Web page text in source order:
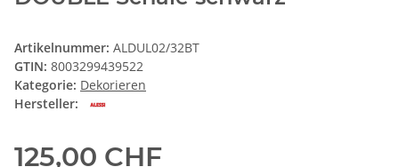
Artikelnummer: ALDUL02/32BT
GTIN: 8003299439522
Kategorie: Dekorieren
Hersteller:
125,00 CHF